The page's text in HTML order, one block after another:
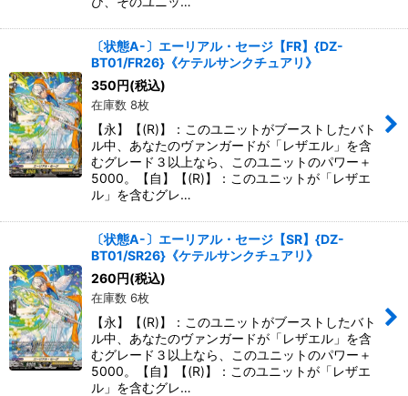
〔状態A-〕エーリアル・セージ【FR】{DZ-
BT01/FR26}《ケテルサンクチュアリ》
350円(税込)
在庫数 8枚
【永】【(R)】：このユニットがブーストしたバト
ル中、あなたのヴァンガードが「レザエル」を含
むグレード３以上なら、このユニットのパワー＋
5000。【自】【(R)】：このユニットが「レザエ
ル」を含むグレ…
〔状態A-〕エーリアル・セージ【SR】{DZ-
BT01/SR26}《ケテルサンクチュアリ》
260円(税込)
在庫数 6枚
【永】【(R)】：このユニットがブーストしたバト
ル中、あなたのヴァンガードが「レザエル」を含
むグレード３以上なら、このユニットのパワー＋
5000。【自】【(R)】：このユニットが「レザエ
ル」を含むグレ…